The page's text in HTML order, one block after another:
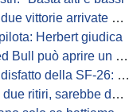
per colpa nostra
Herbert giudica
aprire un nuovo corso"
è solo la mia macchina"
davanti di tanto"